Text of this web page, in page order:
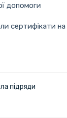
допомоги
сертифікати на
підряди